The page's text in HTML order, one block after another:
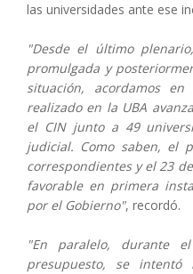
las universidades ante ese
"Desde el último
promulgada y
situación, acordamos
realizado en la UBA
el CIN junto a 49
judicial. Como saben, el
correspondientes y el 23
favorable en primera
por el Gobierno", recordó.
"En paralelo, durante
presupuesto, se